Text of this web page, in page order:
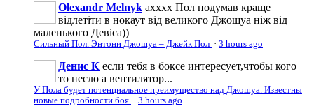
Olexandr Melnyk ахххх Пол подумав краще
відлетіти в нокаут від великого Джошуа ніж від
маленького Девіса))
Сильный Пол. Энтони Джошуа – Джейк Пол · 3 hours ago
Денис К если тебя в боксе интересует,чтобы кого
то несло а вентилятор...
У Пола будет потенциальное преимущество над Джошуа. Известны
новые подробности боя · 3 hours ago